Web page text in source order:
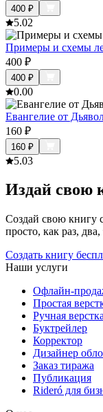
400 ₽
5.02
Примеры и схемы
400 ₽
400 ₽
0.00
Евангелие от
160 ₽
160 ₽
5.03
Издай свою
Создай свою книгу
просто, как раз,
Создать книгу
Наши услуги
Офлайн-
Простая
Ручная верстка
Буктрейлер
Корректор
Дизайнер
Заказ тиража
Публикация
Rideró для